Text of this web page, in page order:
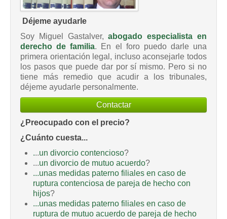
Déjeme ayudarle
Soy Miguel Gastalver,abogado especialista en
derecho de familia. En el foro puedo darle una
primera orientación legal, incluso aconsejarle todos
los pasos que puede dar por sí mismo. Pero si no
tiene más remedio que acudir a los tribunales,
déjeme ayudarle personalmente.
Contactar
¿Preocupado con el precio?
¿Cuánto cuesta...
...un divorcio contencioso?
...un divorcio de mutuo acuerdo?
...unas medidas paterno filiales en caso de
ruptura contenciosa de pareja de hecho con
hijos?
...unas medidas paterno filiales en caso de
ruptura de mutuo acuerdo de pareja de hecho